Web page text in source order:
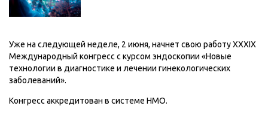
Уже на следующей неделе, 2 июня, начнет свою работу XXXIX
Международный конгресс с курсом эндоскопии «Новые
технологии в диагностике и лечении гинекологических
заболеваний».
Конгресс аккредитован в системе НМО.